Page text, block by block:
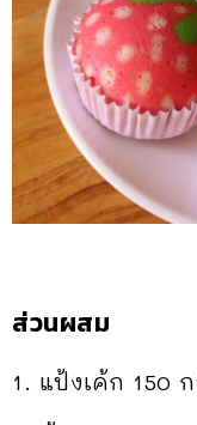
ส่วนผสม
1. แป้งเค้ก 150